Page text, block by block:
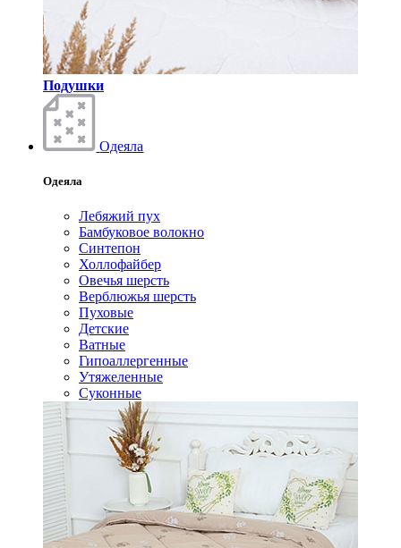
Подушки
Одеяла
Одеяла
Лебяжий пух
Бамбуковое волокно
Синтепон
Холлофайбер
Овечья шерсть
Верблюжья шерсть
Пуховые
Детские
Ватные
Гипоаллергенные
Утяжеленные
Суконные